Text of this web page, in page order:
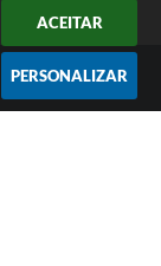
ACEITAR
PERSONALIZAR